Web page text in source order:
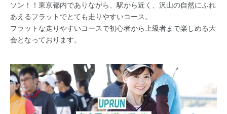
ソン！！東京都内でありながら、駅から近く、沢山の自然にふれ
あえるフラットでとても走りやすいコース。
フラットな走りやすいコースで初心者から上級者まで楽しめる大
会となっております。